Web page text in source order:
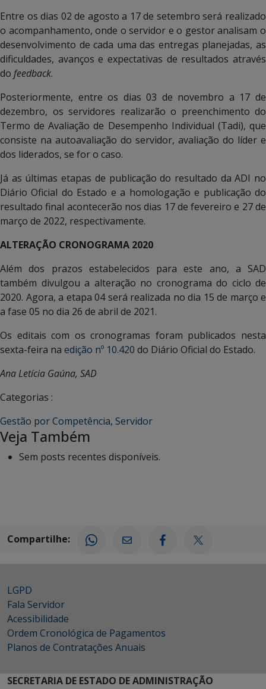
Entre os dias 02 de agosto a 17 de setembro será realizado
o acompanhamento, onde o servidor e o gestor analisam o
desenvolvimento de cada uma das entregas planejadas, as
dificuldades, avanços e expectativas de resultados através
do feedback.
Posteriormente, entre os dias 03 de novembro a 17 de
dezembro, os servidores realizarão o preenchimento do
Termo de Avaliação de Desempenho Individual (Tadi), que
consiste na autoavaliação do servidor, avaliação do líder e
dos liderados, se for o caso.
Já as últimas etapas de publicação do resultado da ADI no
Diário Oficial do Estado e a homologação e publicação do
resultado final acontecerão nos dias 17 de fevereiro e 27 de
março de 2022, respectivamente.
ALTERAÇÃO CRONOGRAMA 2020
Além dos prazos estabelecidos para este ano, a SAD
também divulgou a alteração no cronograma do ciclo de
2020. Agora, a etapa 04 será realizada no dia 15 de março e
a fase 05 no dia 26 de abril de 2021.
Os editais com os cronogramas foram publicados nesta
sexta-feira na edição nº 10.420 do Diário Oficial do Estado.
Ana Letícia Gaúna, SAD
Categorias :
Gestão por Competência, Servidor
Veja Também
Sem posts recentes disponíveis.
Compartilhe:
LGPD
Fala Servidor
Acessibilidade
Ordem Cronológica de Pagamentos
Planos de Contratações Anuais
SECRETARIA DE ESTADO DE ADMINISTRAÇÃO